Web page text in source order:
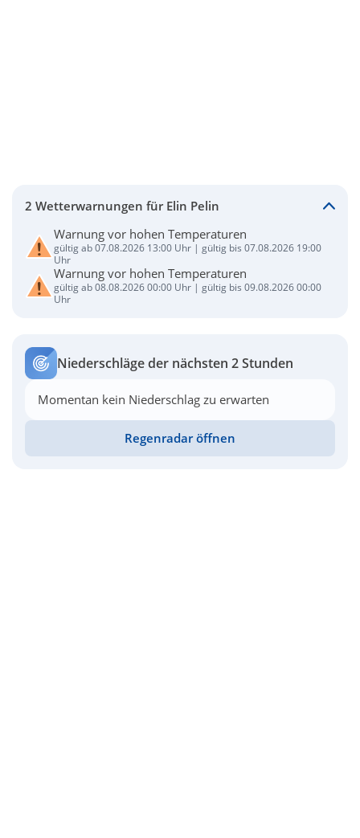
2 Wetterwarnungen für Elin Pelin
Warnung vor hohen Temperaturen
gültig ab 07.08.2026 13:00 Uhr | gültig bis 07.08.2026 19:00
Uhr
Warnung vor hohen Temperaturen
gültig ab 08.08.2026 00:00 Uhr | gültig bis 09.08.2026 00:00
Uhr
Niederschläge der nächsten 2 Stunden
Momentan kein Niederschlag zu erwarten
Regenradar öffnen